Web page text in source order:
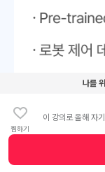
찜하기
나를
이 강의로 올해 자